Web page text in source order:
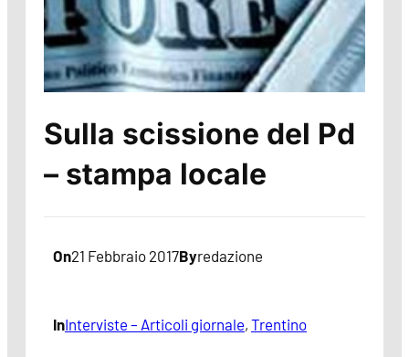
Sulla scissione del Pd
– stampa locale
On21 Febbraio 2017Byredazione
InInterviste – Articoli giornale, Trentino